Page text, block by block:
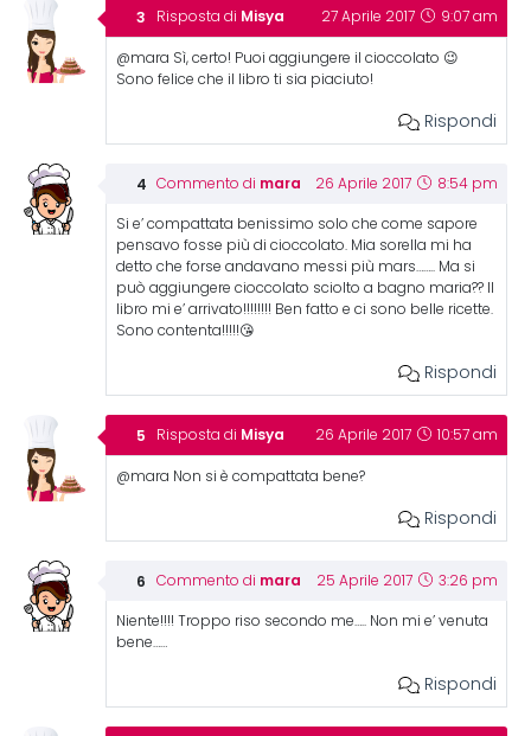
Risposta di Misya 27 Aprile 2017 9:07 am
@mara Sì, certo! Puoi aggiungere il cioccolato 😉
Sono felice che il libro ti sia piaciuto!
Rispondi
Commento di mara 26 Aprile 2017 8:54 pm
Si e’ compattata benissimo solo che come sapore
pensavo fosse più di cioccolato. Mia sorella mi ha
detto che forse andavano messi più mars…….. Ma si
può aggiungere cioccolato sciolto a bagno maria?? Il
libro mi e’ arrivato!!!!!!!! Ben fatto e ci sono belle ricette.
Sono contenta!!!!!😘
Rispondi
Risposta di Misya 26 Aprile 2017 10:57 am
@mara Non si è compattata bene?
Rispondi
Commento di mara 25 Aprile 2017 3:26 pm
Niente!!!! Troppo riso secondo me….. Non mi e’ venuta
bene……
Rispondi